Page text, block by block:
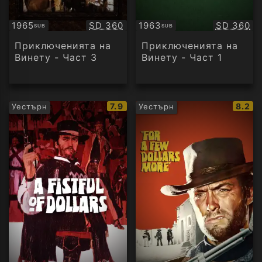
1965SUB
Субтитри Качество:
SD 360
Приключенията на
Винету - Част 3
1963SUB
Субтитри SD 360
Приключенията на
Винету - Част 1
Уестърн
IMDb
рейтинг:
7.9 Уестърн
IMDb
8.2